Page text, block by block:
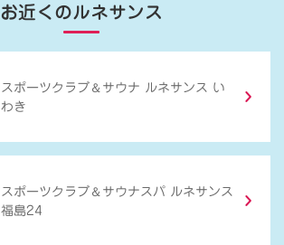
お近くのルネサンス
スポーツクラブ ＆ サウナ ルネサンス い
わき
スポーツクラブ ＆ サウナスパ ルネサンス
福島24